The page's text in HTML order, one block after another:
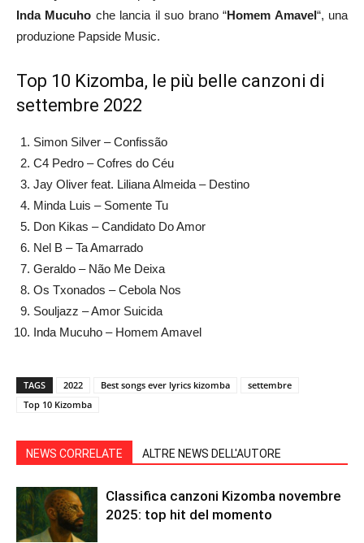
Inda Mucuho che lancia il suo brano “Homem Amavel“, una
produzione Papside Music.
Top 10 Kizomba, le più belle canzoni di
settembre 2022
Simon Silver – Confissão
C4 Pedro – Cofres do Céu
Jay Oliver feat. Liliana Almeida – Destino
Minda Luis – Somente Tu
Don Kikas – Candidato Do Amor
Nel B – Ta Amarrado
Geraldo – Não Me Deixa
Os Txonados – Cebola Nos
Souljazz – Amor Suicida
Inda Mucuho – Homem Amavel
TAGS 2022 Best songs ever lyrics kizomba
settembre
Top 10 Kizomba
NEWS CORRELATE ALTRE NEWS DELL'AUTORE
Classifica canzoni Kizomba novembre
2025: top hit del momento